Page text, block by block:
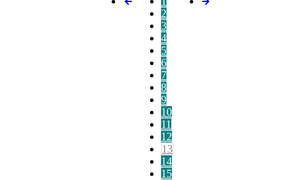
2
3
4
5
6
7
8
9
10
11
12
13
14
15